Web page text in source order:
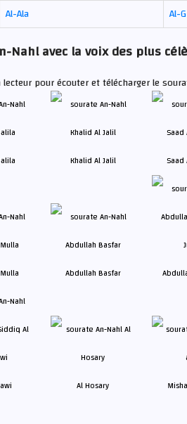
Al-Ala Al-
Nahl avec la voix des plus
pour écouter et télécharger le
Khalid Al Jalil Saad
Abdullah Basfar
Al Hosary